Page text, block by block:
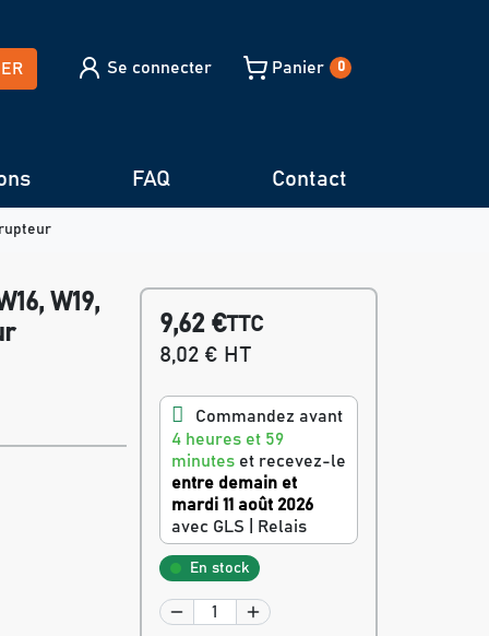
Se connecter Panier 0
FAQ Contact
rupteur
W19,
9,62 €TTC
8,02 € HT
Commandez avant
4 heures et 59
minuteset recevez-le
entre demain et
mardi 11 août 2026
avec GLS | Relais
En stock